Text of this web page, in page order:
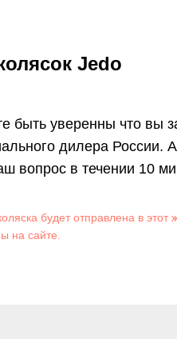
Jedo
быть уверенны что вы
дилера России.
вопрос в течении 10
будет отправлена в этот
на сайте.